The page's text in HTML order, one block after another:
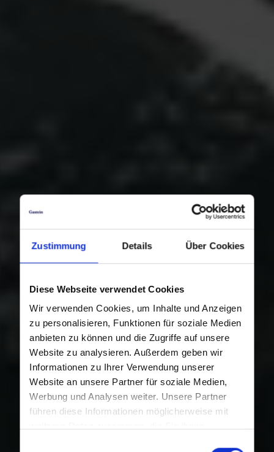
Zustimmung Details Über Cookies
Diese Webseite verwendet Cookies
Wir verwenden Cookies, um Inhalte und Anzeigen
zu personalisieren, Funktionen für soziale Medien
anbieten zu können und die Zugriffe auf unsere
Website zu analysieren. Außerdem geben wir
Informationen zu Ihrer Verwendung unserer
Website an unsere Partner für soziale Medien,
Werbung und Analysen weiter. Unsere Partner
führen diese Informationen möglicherweise mit